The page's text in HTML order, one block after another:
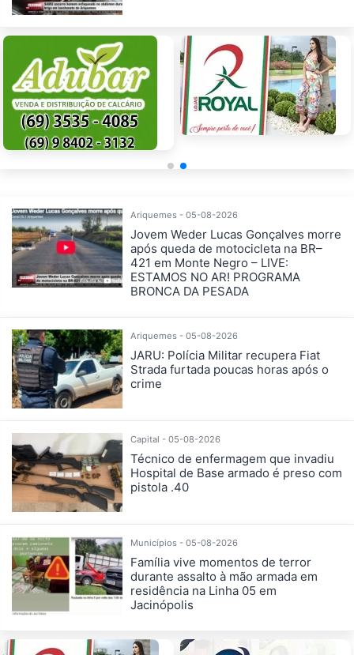
Ariquemes - 05-08-2026
Jovem Weder Lucas Gonçalves morre
após queda de motocicleta na BR–
421 em Monte Negro – LIVE:
ESTAMOS NO AR! PROGRAMA
BRONCA DA PESADA
Ariquemes - 05-08-2026
JARU: Polícia Militar recupera Fiat
Strada furtada poucas horas após o
crime
Capital - 05-08-2026
Técnico de enfermagem que invadiu
Hospital de Base armado é preso com
pistola .40
Municípios - 05-08-2026
Família vive momentos de terror
durante assalto à mão armada em
residência na Linha 05 em
Jacinópolis